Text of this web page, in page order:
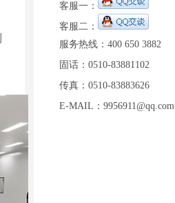
客服一：
客服二：
服务热线：400 650 3882
固话：0510-83881102
传真：0510-83883626
E-MAIL：9956911@qq.com